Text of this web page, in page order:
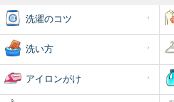
洗濯のコツ
洗い方
アイロンがけ